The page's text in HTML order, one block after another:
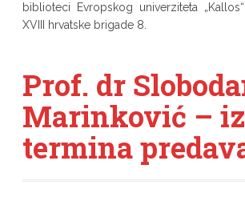
biblioteci Evropskog univerziteta
XVIII hrvatske brigade 8.
Prof. dr
Marinković –
termina